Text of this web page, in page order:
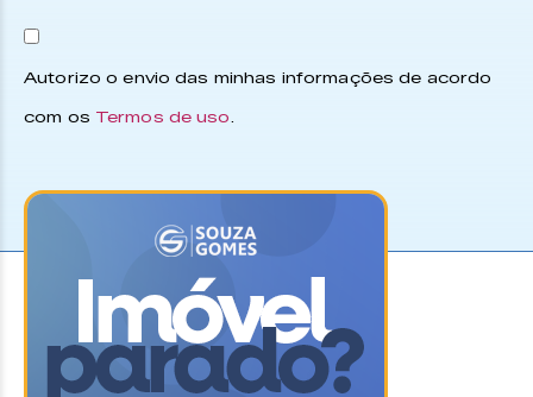
Autorizo o envio das minhas informações de acordo
com os Termos de uso